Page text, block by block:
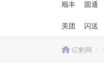
顺丰 圆通
美团 闪送
亿豹网